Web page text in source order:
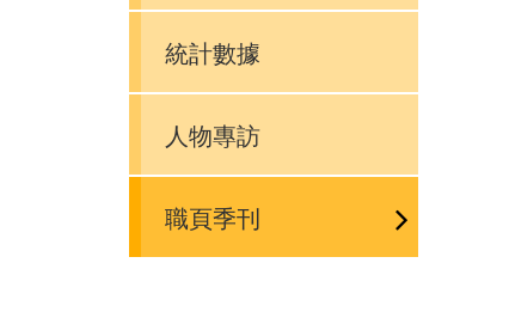
統計數據
人物專訪
職頁季刊